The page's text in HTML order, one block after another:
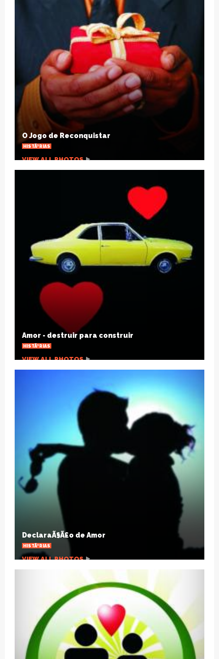
Cinco maneiras de superar o desgaste das
relaÃ§Ãµes a dois
ARTIGOS
VIEW ALL PHOTOS
Hipnoterapia x Ansiedade
SAÃºDE
VIEW ALL PHOTOS
Na contramÃ£o dos fÃ¡rmacos: homeopatia,
CULTURA
VIEW ALL PHOTOS